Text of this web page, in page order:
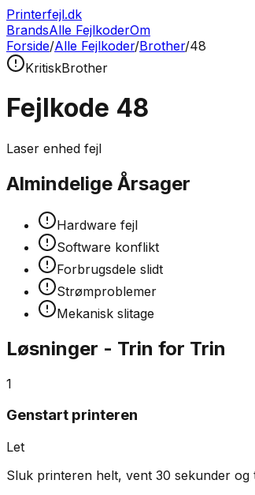
Printerfejl.dk
BrandsAlle FejlkoderOm
Forside/Alle Fejlkoder/Brother/48
KritiskBrother
Fejlkode 48
Laser enhed fejl
Almindelige Årsager
Hardware fejl
Software konflikt
Forbrugsdele slidt
Strømproblemer
Mekanisk slitage
Løsninger - Trin for Trin
1
Genstart printeren
Let
Sluk printeren helt, vent 30 sekunder og